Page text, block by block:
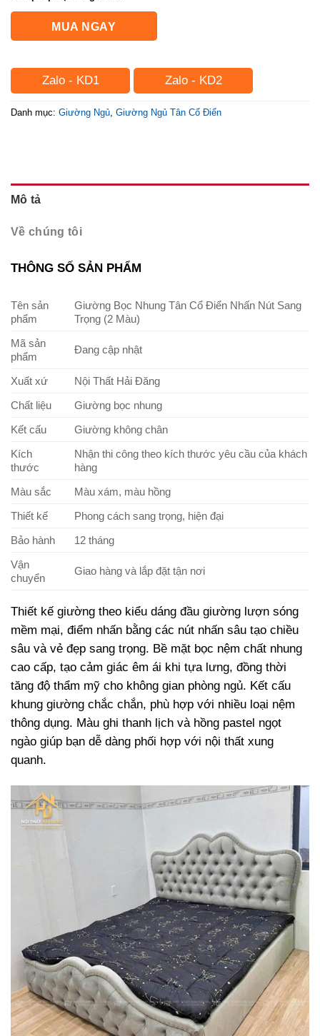
MUA NGAY
Zalo - KD1 Zalo - KD2
Danh mục: Giường Ngủ, Giường Ngủ Tân Cổ Điển
Mô tả
Về chúng tôi
THÔNG SỐ SẢN PHẨM
Tên sản
phẩm
Giường Bọc Nhung Tân Cổ Điển Nhấn Nút Sang
Trọng (2 Màu)
Mã sản
phẩm
Đang cập nhật
Xuất xứ
Nội Thất Hải Đăng
Chất liệu
Giường bọc nhung
Kết cấu
Giường không chân
Kích
thước
Nhận thi công theo kích thước yêu cầu của khách
hàng
Màu sắc
Màu xám, màu hồng
Thiết kế
Phong cách sang trọng, hiện đại
Bảo hành
12 tháng
Vận
chuyển
Giao hàng và lắp đặt tận nơi
Thiết kế giường theo kiểu dáng đầu giường lượn sóng
mềm mại, điểm nhấn bằng các nút nhấn sâu tạo chiều
sâu và vẻ đẹp sang trọng. Bề mặt bọc nệm chất nhung
cao cấp, tạo cảm giác êm ái khi tựa lưng, đồng thời
tăng độ thẩm mỹ cho không gian phòng ngủ. Kết cấu
khung giường chắc chắn, phù hợp với nhiều loại nệm
thông dụng. Màu ghi thanh lịch và hồng pastel ngọt
ngào giúp bạn dễ dàng phối hợp với nội thất xung
quanh.